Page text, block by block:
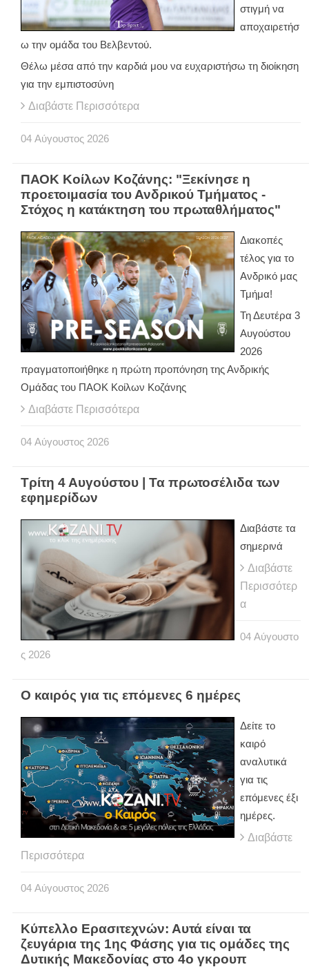
στιγμή να
αποχαιρετήσ
ω την ομάδα του Βελβεντού.
Θέλω μέσα από την καρδιά μου να ευχαριστήσω τη διοίκηση
για την εμπιστοσύνη
Διαβάστε Περισσότερα
04 Αύγουστος 2026
ΠΑΟΚ Κοίλων Κοζάνης: "Ξεκίνησε η
προετοιμασία του Ανδρικού Τμήματος -
Στόχος η κατάκτηση του πρωταθλήματος"
Διακοπές
τέλος για το
Ανδρικό μας
Τμήμα!
Τη Δευτέρα 3
Αυγούστου
2026
πραγματοποιήθηκε η πρώτη προπόνηση της Ανδρικής
Ομάδας του ΠΑΟΚ Κοίλων Κοζάνης
Διαβάστε Περισσότερα
04 Αύγουστος 2026
Τρίτη 4 Αυγούστου | Τα πρωτοσέλιδα των
εφημερίδων
Διαβάστε τα
σημερινά
Διαβάστε
Περισσότερ
α
04 Αύγουστο
ς 2026
Ο καιρός για τις επόμενες 6 ημέρες
Δείτε το
καιρό
αναλυτικά
για τις
επόμενες έξι
ημέρες.
Διαβάστε
Περισσότερα
04 Αύγουστος 2026
Κύπελλο Ερασιτεχνών: Αυτά είναι τα
ζευγάρια της 1ης Φάσης για τις ομάδες της
Δυτικής Μακεδονίας στο 4ο γκρουπ